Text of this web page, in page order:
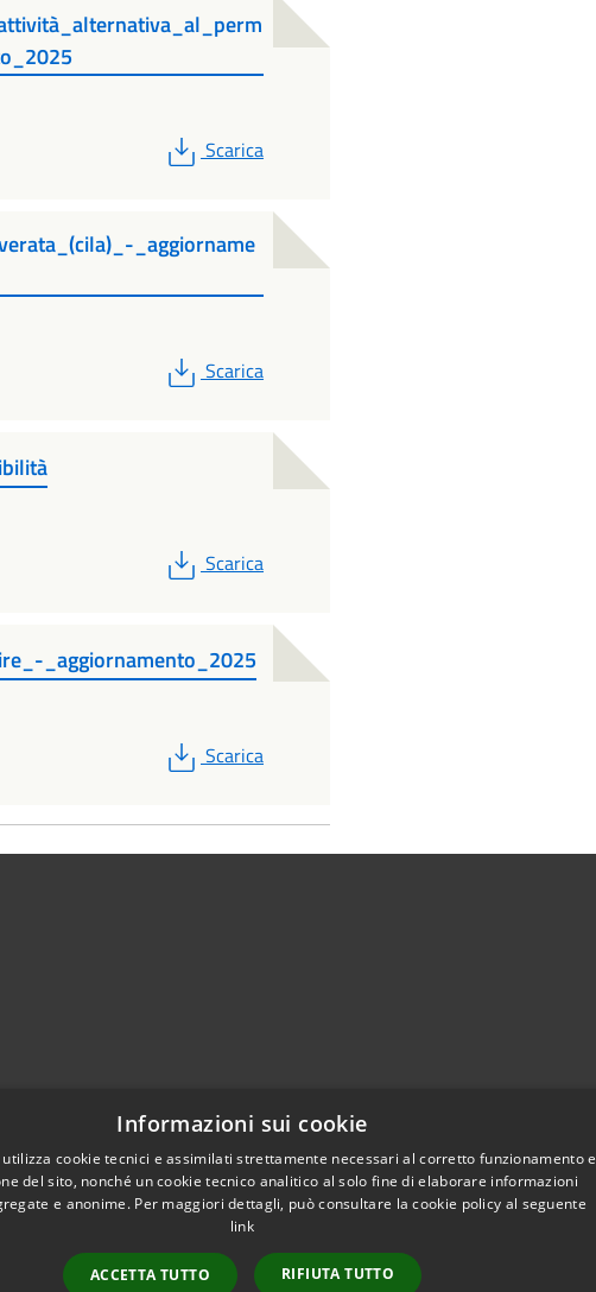
PDF
Scarica
_aggiorname
PDF
Scarica
PDF
Scarica
_aggiornamento_2025
PDF
Scarica
Informazioni sui cookie
utilizza cookie tecnici e assimilati strettamente necessari al corretto funzionamento e
del sito, nonché un cookie tecnico analitico al solo fine di elaborare informazioni
e anonime. Per maggiori dettagli, può consultare la cookie policy al seguente
link
ACCETTA TUTTO RIFIUTA TUTTO